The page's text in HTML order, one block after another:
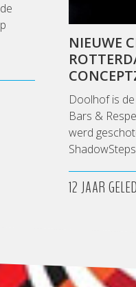
NIEUWE
Doolhof is
Bars &
werd
12 JAAR